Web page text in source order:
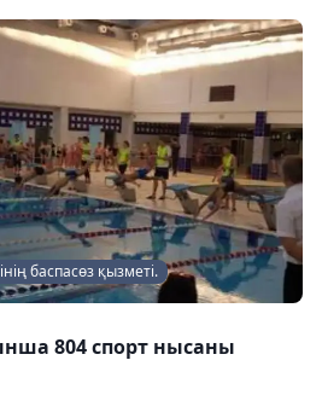
баспасөз қызметі.
804 спорт нысаны